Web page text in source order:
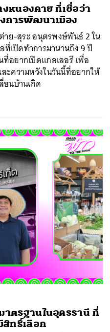
งหนองคาย ที่เชื่อว่า
การพัฒนาเมือง
ย-สุระ อนุตรพงษ์พันธ์ 2 ใน
ที่เปิดทำการมานานถึง 9 ปี
อยากเปิดแกลเลอรี เพื่อ
ะความหวังในวันนี้ที่อยากให้
อนบ้านเกิด
าตรฐานในอุดรธานี ที่
สิทธิ์เลือก